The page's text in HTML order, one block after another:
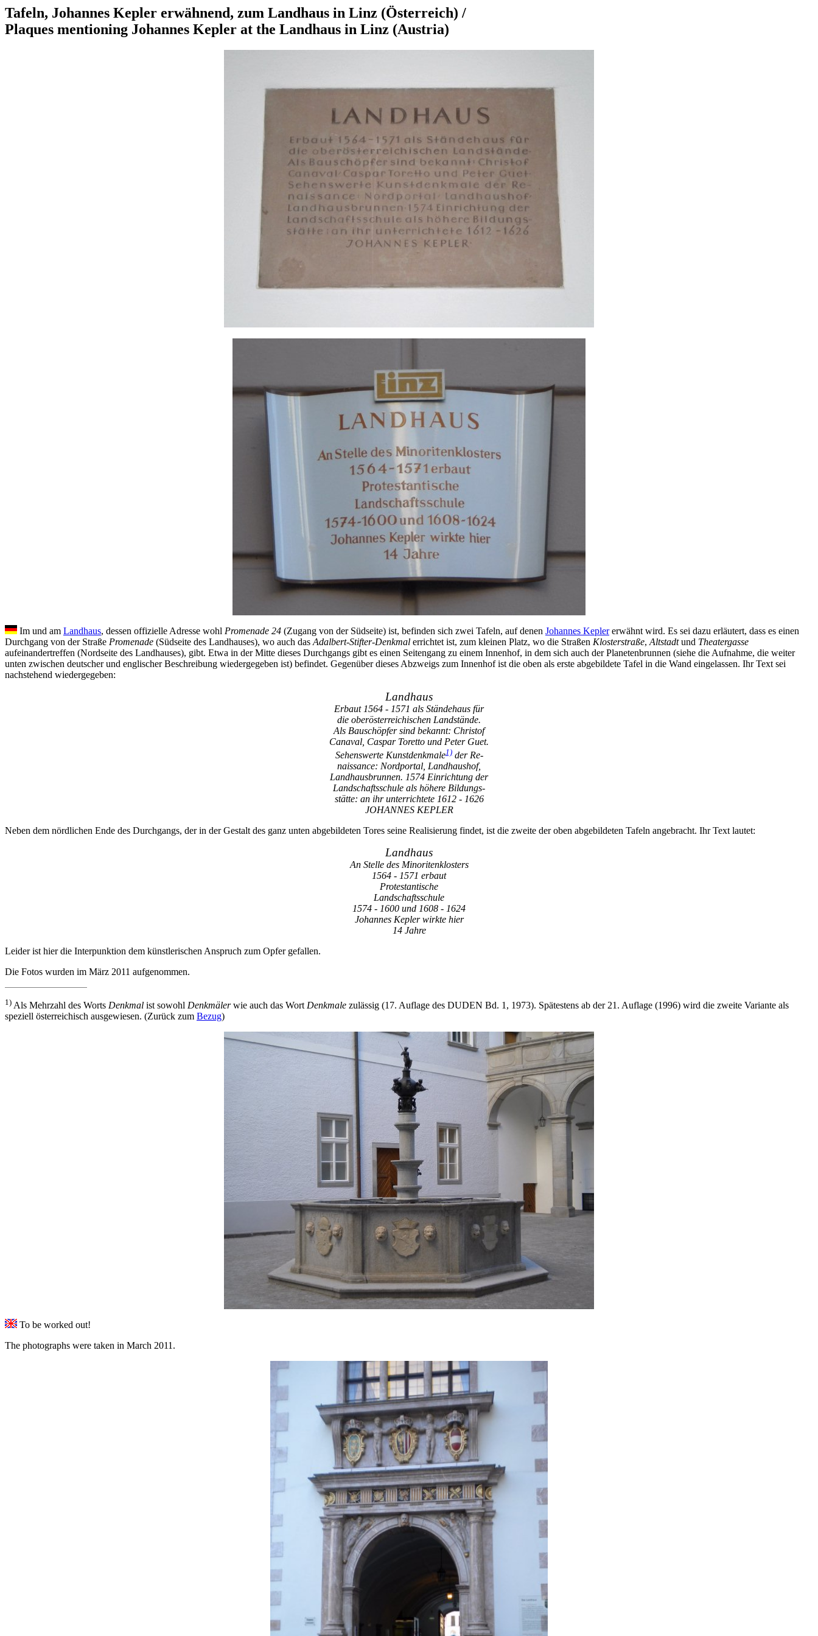
Tafeln, Johannes Kepler erwähnend, zum Landhaus in Linz (Österreich) /
Plaques mentioning Johannes Kepler at the Landhaus in Linz (Austria)
Im und am Landhaus, dessen offizielle Adresse wohl Promenade 24 (Zugang von der Südseite) ist, befinden sich zwei Tafeln, auf denen Johannes Keplererwähnt wird. Es sei dazu erläutert, dass es einen
Durchgang von der Straße Promenade (Südseite des Landhauses), wo auch das Adalbert-Stifter-Denkmal errichtet ist, zum kleinen Platz, wo die Straßen Klosterstraße, Altstadtund Theatergasse
aufeinandertreffen (Nordseite des Landhauses), gibt. Etwa in der Mitte dieses Durchgangs gibt es einen Seitengang zu einem Innenhof, in dem sich auch der Planetenbrunnen (siehe die Aufnahme, die weiter
unten zwischen deutscher und englischer Beschreibung wiedergegeben ist) befindet. Gegenüber dieses Abzweigs zum Innenhof ist die oben als erste abgebildete Tafel in die Wand eingelassen. Ihr Text sei
nachstehend wiedergegeben:
Landhaus
Erbaut 1564 - 1571 als Ständehaus für
die oberösterreichischen Landstände.
Als Bauschöpfer sind bekannt: Christof
Canaval, Caspar Toretto und Peter Guet.
Sehenswerte Kunstdenkmale1)der Re-
naissance: Nordportal, Landhaushof,
Landhausbrunnen. 1574 Einrichtung der
Landschaftsschule als höhere Bildungs-
stätte: an ihr unterrichtete 1612 - 1626
JOHANNES KEPLER
Neben dem nördlichen Ende des Durchgangs, der in der Gestalt des ganz unten abgebildeten Tores seine Realisierung findet, ist die zweite der oben abgebildeten Tafeln angebracht. Ihr Text lautet:
Landhaus
An Stelle des Minoritenklosters
1564 - 1571 erbaut
Protestantische
Landschaftsschule
1574 - 1600 und 1608 - 1624
Johannes Kepler wirkte hier
14 Jahre
Leider ist hier die Interpunktion dem künstlerischen Anspruch zum Opfer gefallen.
Die Fotos wurden im März 2011 aufgenommen.
1) Als Mehrzahl des Worts Denkmal ist sowohl Denkmälerwie auch das Wort Denkmale zulässig (17. Auflage des DUDEN Bd. 1, 1973). Spätestens ab der 21. Auflage (1996) wird die zweite Variante als
speziell österreichisch ausgewiesen. (Zurück zum Bezug)
To be worked out!
The photographs were taken in March 2011.